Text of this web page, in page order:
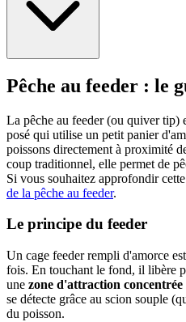
Pêche au feeder : le
La pêche au feeder (ou quiver tip)
posé qui utilise un petit panier
poissons directement à proximité
coup traditionnel, elle permet de
Si vous souhaitez approfondir
de la pêche au feeder.
Le principe du feeder
Un cage feeder rempli d'amorce
fois. En touchant le fond, il libère
une zone d'attraction concentrée
se détecte grâce au scion souple
du poisson.